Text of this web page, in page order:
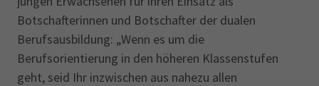
Botschafterinnen und Botschafter der dualen
Berufsausbildung: „Wenn es um die
Berufsorientierung in den höheren Klassenstufen
geht, seid Ihr inzwischen aus nahezu allen